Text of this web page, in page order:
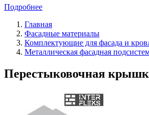
Подробнее
Главная
Фасадные материалы
Комплектующие для фасада и
Металлическая фасадная
Перестыковочная